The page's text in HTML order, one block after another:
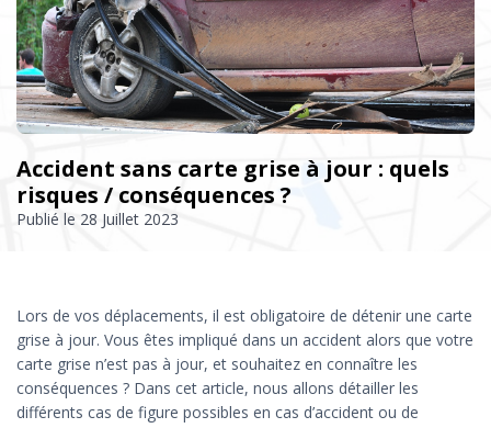
Accident sans carte grise à jour : quels
risques / conséquences ?
Publié le 28 Juillet 2023
Lors de vos déplacements, il est obligatoire de détenir une carte
grise à jour. Vous êtes impliqué dans un accident alors que votre
carte grise n’est pas à jour, et souhaitez en connaître les
conséquences ? Dans cet article, nous allons détailler les
différents cas de figure possibles en cas d’accident ou de